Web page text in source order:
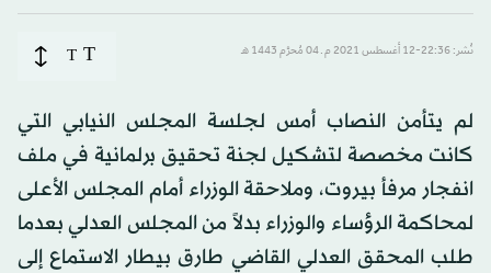
نُشر: 22:36-12 أغسطس 2021 م ـ 04 مُحرَّم 1443 هـ T
T
لم يتأمن النصاب أمس لجلسة المجلس النيابي التي
كانت مخصصة لتشكيل لجنة تحقيق برلمانية في ملف
انفجار مرفأ بيروت، وملاحقة الوزراء أمام المجلس الأعلى
لمحاكمة الرؤساء والوزراء بدلاً من المجلس العدلي بعدما
طلب المحقق العدلي القاضي طارق بيطار الاستماع إلى